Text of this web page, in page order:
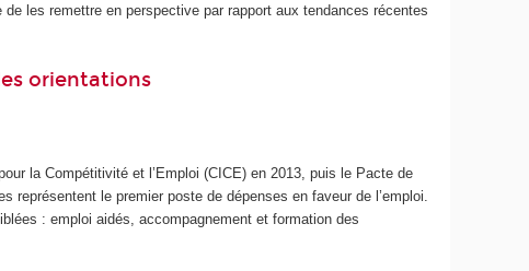
les remettre en perspective par rapport aux tendances récentes
orientations
la Compétitivité et l’Emploi (CICE) en 2013, puis le Pacte de
représentent le premier poste de dépenses en faveur de l’emploi.
: emploi aidés, accompagnement et formation des